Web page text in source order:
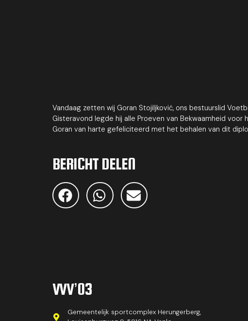
Vandaag zetten wij Goran Stojiljković, ons bestuurslid
Gisteravond legde hij alle Proeven van Bekwaamheid voor
Goran van harte gefeliciteerd met het behalen van dit
BERICHT DELEN
VVV’03
Gemeentelijk sportcomplex Herungerberg,